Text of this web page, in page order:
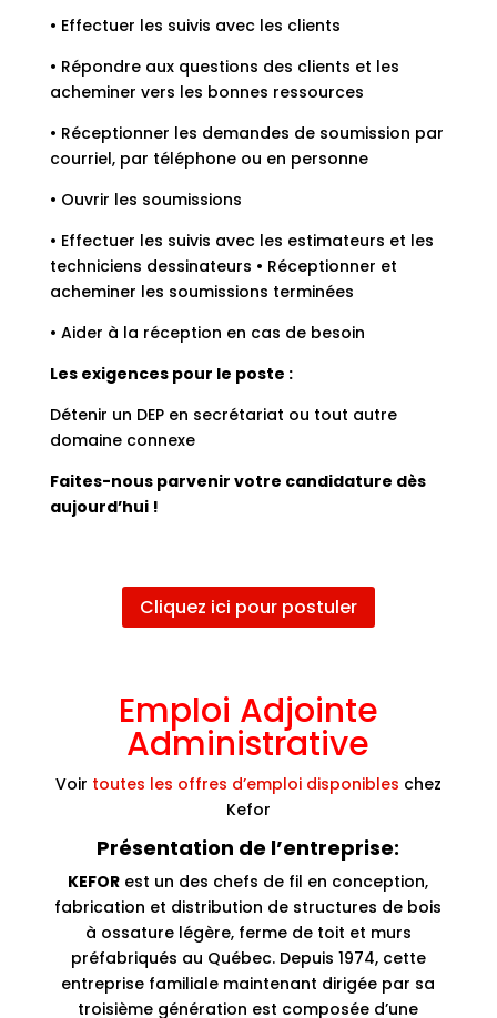
• Effectuer les suivis avec les clients
• Répondre aux questions des clients et les
acheminer vers les bonnes ressources
• Réceptionner les demandes de soumission par
courriel, par téléphone ou en personne
• Ouvrir les soumissions
• Effectuer les suivis avec les estimateurs et les
techniciens dessinateurs • Réceptionner et
acheminer les soumissions terminées
• Aider à la réception en cas de besoin
Les exigences pour le poste :
Détenir un DEP en secrétariat ou tout autre
domaine connexe
Faites-nous parvenir votre candidature dès
aujourd’hui !
Cliquez ici pour postuler
Emploi Adjointe
Administrative
Voir toutes les offres d’emploi disponibles chez
Kefor
Présentation de l’entreprise:
KEFOR est un des chefs de fil en conception,
fabrication et distribution de structures de bois
à ossature légère, ferme de toit et murs
préfabriqués au Québec. Depuis 1974, cette
entreprise familiale maintenant dirigée par sa
troisième génération est composée d’une